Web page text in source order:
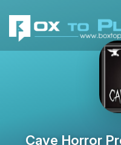
Cave Horror